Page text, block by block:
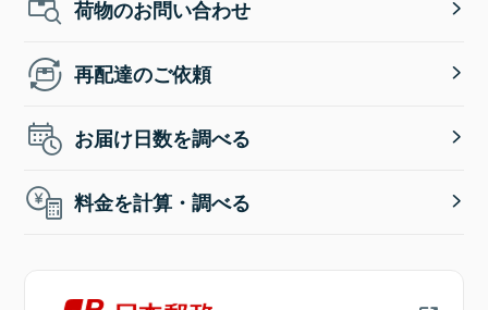
荷物のお問い合わせ
再配達のご依頼
お届け日数を調べる
料金を計算・調べる